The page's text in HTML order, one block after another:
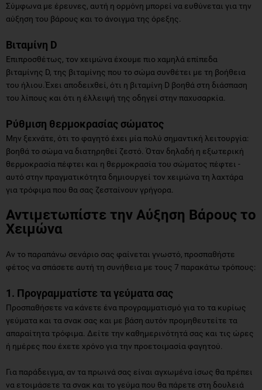
Σύμφωνα με έρευνες, αυτή η ορμόνη μπορεί να ευθύνεται για την
αύξηση του βάρους και το άνοιγμα της όρεξης.
Βιταμίνη D
Επιπροσθέτως, τον χειμώνα έχουμε πιο χαμηλά επίπεδα
βιταμίνης D, της βιταμίνης που το σώμα συνθέτει με τη βοήθεια
του ήλιου.Έχει αποδειχθεί, ότι η βιταμίνη D βοηθά στη διάσπαση
του λίπους και ότι η έλλειψή της οδηγεί στην παχυσαρκία.
Ρύθμιση θερμοκρασίας σώματος
Μην ξεχνάτε, ότι το φαγητό έχει μία πολύ σημαντική λειτουργία:
βοηθά το σώμα να διατηρηθεί ζεστό. Όταν δηλαδή η εξωτερική
θερμοκρασία πέφτει και η θερμοκρασία του σώματος πέφτει -
αυτό στην πραγματικότητα δημιουργεί τον χειμώνα τη λαχτάρα
για τρόφιμα που θα σας ζεσταίνουν γρήγορα.
Αντιμετωπίστε την Αύξηση Βάρους το
Χειμώνα
Αν το παραπάνω σενάριο σας φαίνεται γνωστό, προσπαθήστε
φέτος να σπάσετε αυτή τη συνήθεια με τους 7 παρακάτω τρόπους:
1. Προγραμματίστε τα γεύματα σας
Προσπαθήσετε να κάνετε ένα προγραμματισμό για το τα κυρίως
γεύματα και τα σνακ σας και με βάση αυτόν προμηθευτείτε τα
απαραίτητα τρόφιμα. Δείτε την καθημερινότητά σας και τις ώρες
ή ημέρες που έχετε χρόνο για την προετοιμασία φαγητού.
Για παράδειγμα, αν τα πρωινά σας είναι αγχωμένα ίσως θα πρέπει
να ετοιμάσετε τα σνακ και το γεύμα που θα πάρετε στη δουλειά